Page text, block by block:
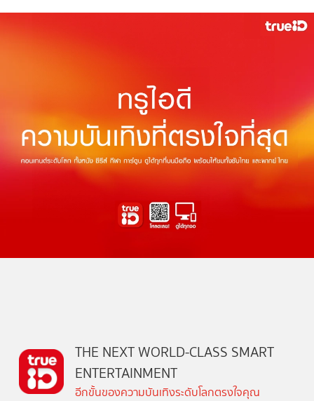
THE NEXT WORLD-CLASS SMART
ENTERTAINMENT
อีกขั้นของความบันเทิงระดับโลกตรงใจคุณ